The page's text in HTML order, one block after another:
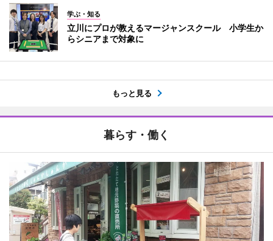
学ぶ・知る
立川にプロが教えるマージャンスクール 小学生か
らシニアまで対象に
もっと見る
暮らす・働く